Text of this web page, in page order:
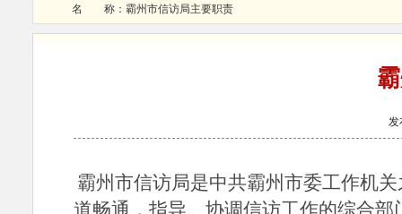
名 称： 霸州市信访局主要职责
发
霸州市信访局是中共霸州市委工作机
道畅通，指导、协调信访工作的综合部